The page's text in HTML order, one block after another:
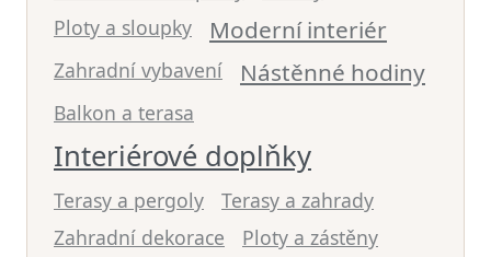
Ploty a sloupky
Moderní interiér
Zahradní vybavení Nástěnné hodiny
Balkon a terasa
Interiérové doplňky
Terasy a pergoly
Terasy a zahrady
Zahradní dekorace
Ploty a zástěny